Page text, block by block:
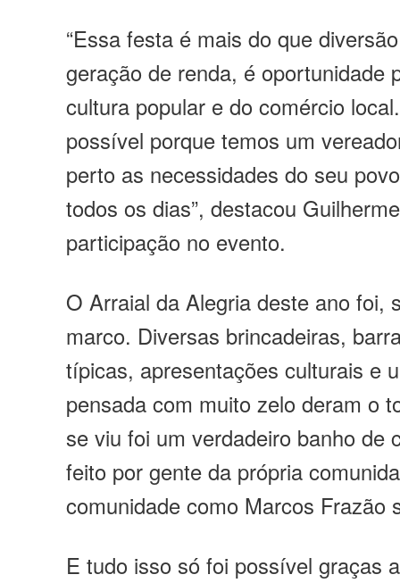
“Essa festa é mais do que
geração de renda, é oportunidade
cultura popular e do comércio
possível porque temos um
perto as necessidades do seu
todos os dias”, destacou
participação no evento.
O Arraial da Alegria deste ano foi,
marco. Diversas brincadeiras,
típicas, apresentações culturais e
pensada com muito zelo deram o
se viu foi um verdadeiro banho de
feito por gente da própria
comunidade como Marcos Frazão
E tudo isso só foi possível graças